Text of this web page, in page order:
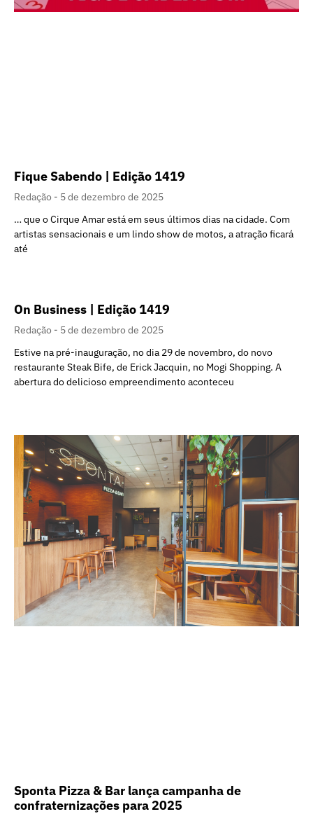
Fique Sabendo | Edição 1419
Redação
5 de dezembro de 2025
… que o Cirque Amar está em seus últimos dias na cidade. Com
artistas sensacionais e um lindo show de motos, a atração ficará
até
On Business | Edição 1419
Redação
5 de dezembro de 2025
Estive na pré-inauguração, no dia 29 de novembro, do novo
restaurante Steak Bife, de Erick Jacquin, no Mogi Shopping. A
abertura do delicioso empreendimento aconteceu
Sponta Pizza & Bar lança campanha de
confraternizações para 2025